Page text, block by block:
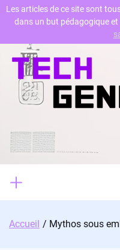
Skip
content
Accueil Mythos sous
Les articles de ce site sont
dans un but pédagogique